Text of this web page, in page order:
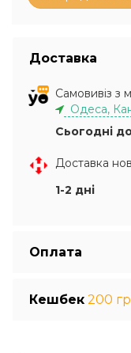
Доставка
Самовивіз з
Одеса,
Сьогодні
Доставка
1-2 дні
Оплата
Кешбек 200